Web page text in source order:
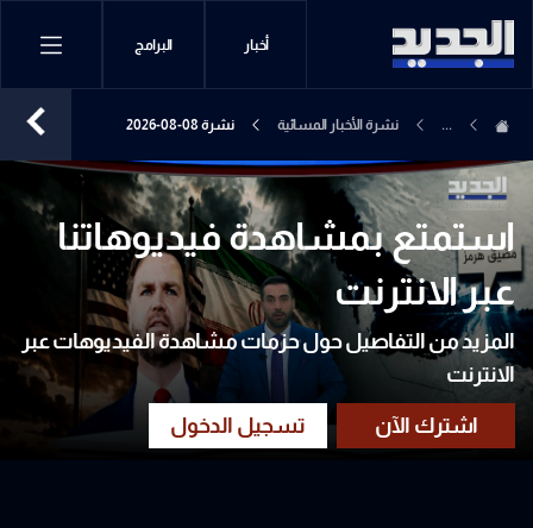
أخبار البرامج
... نشرة الأخبار المسائية نشرة 08-08-2026
استمتع بمشاهدة فيديوهاتنا
عبر الانترنت
المزيد من التفاصيل حول حزمات مشاهدة الفيديوهات عبر
الانترنت